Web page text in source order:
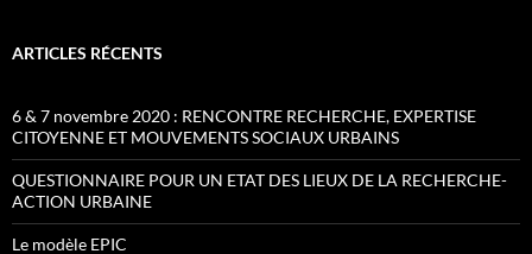
ARTICLES RÉCENTS
6 & 7 novembre 2020 : RENCONTRE RECHERCHE, EXPERTISE
CITOYENNE ET MOUVEMENTS SOCIAUX URBAINS
QUESTIONNAIRE POUR UN ETAT DES LIEUX DE LA RECHERCHE-
ACTION URBAINE
Le modèle EPIC